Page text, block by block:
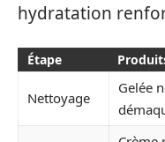
hydratation
Étape
Nettoyage
Gelée